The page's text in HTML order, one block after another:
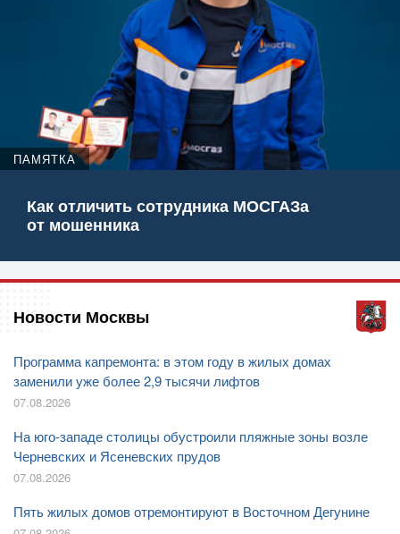
ПАМЯТКА
Как отличить сотрудника МОСГАЗа
от мошенника
Новости Москвы
Программа капремонта: в этом году в жилых домах
заменили уже более 2,9 тысячи лифтов
07.08.2026
На юго-западе столицы обустроили пляжные зоны возле
Черневских и Ясеневских прудов
07.08.2026
Пять жилых домов отремонтируют в Восточном Дегунине